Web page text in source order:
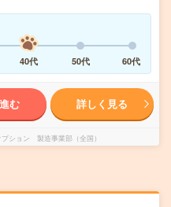
40代 50代 60代
む 詳しく見る
ション 製造事業部（全国）